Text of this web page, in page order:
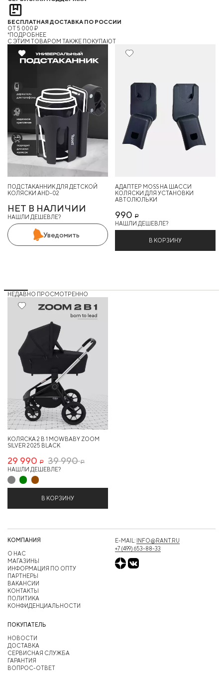
БЕСПЛАТНАЯ ДОСТАВКА ПО РОССИИ
ОТ 5 000 ₽
*ПОДРОБНЕЕ
C ЭТИМ ТОВАРОМ ТАКЖЕ ПОКУПАЮТ
ПОДСТАКАННИК ДЛЯ ДЕТСКОЙ
КОЛЯСКИ AHD-02
НЕТ В НАЛИЧИИ
НАШЛИ ДЕШЕВЛЕ?
Уведомить
АДАПТЕР MOSS НА ШАССИ
КОЛЯСКИ ДЛЯ УСТАНОВКИ
АВТОЛЮЛЬКИ
990 Р
НАШЛИ ДЕШЕВЛЕ?
В КОРЗИНУ
НЕДАВНО ПРОСМОТРЕННО
25%
КОЛЯСКА 2 В 1 MOWBABY ZOOM
SILVER 2025 BLACK
29 990 Р 39 990Р
НАШЛИ ДЕШЕВЛЕ?
В КОРЗИНУ
КОМПАНИЯ
О НАС
МАГАЗИНЫ
ИНФОРМАЦИЯ ПО ОПТУ
ПАРТНЕРЫ
ВАКАНСИИ
КОНТАКТЫ
ПОЛИТИКА
КОНФИДЕНЦИАЛЬНОСТИ
ПОКУПАТЕЛЬ
НОВОСТИ
ДОСТАВКА
СЕРВИСНАЯ СЛУЖБА
ГАРАНТИЯ
ВОПРОС-ОТВЕТ
E-MAIL: INFO@RANT.RU
+7 (499) 653-88-33